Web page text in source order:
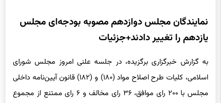
نمایندگان مجلس دوازدهم مصوبه بودجه‌ای مجلس
یازدهم را تغییر دادند+جزئیات
به گزارش خبرگزاری برگزیده، در جلسه علنی امروز مجلس شورای
اسلامی، کلیات طرح اصلاح مواد (۱۸۰) و (۱۸۲) قانون آیین‌نامه داخلی
مجلس با ۲۰۰ رای موافق، ۳۶ رای مخالف و ۶ رای ممتنع از مجموع